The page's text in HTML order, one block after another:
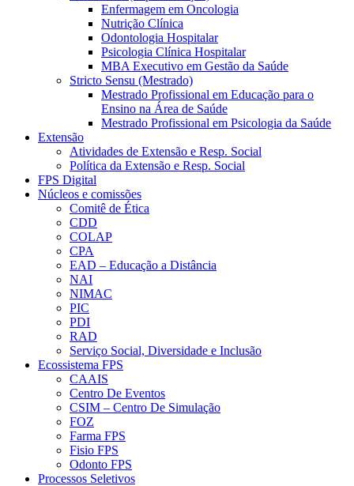
Enfermagem em Oncologia
Nutrição Clínica
Odontologia Hospitalar
Psicologia Clínica Hospitalar
MBA Executivo em Gestão da Saúde
Stricto Sensu (Mestrado)
Mestrado Profissional em Educação para o
Ensino na Área de Saúde
Mestrado Profissional em Psicologia da Saúde
Extensão
Atividades de Extensão e Resp. Social
Política da Extensão e Resp. Social
FPS Digital
Núcleos e comissões
Comitê de Ética
CDD
COLAP
CPA
EAD – Educação a Distância
NAI
NIMAC
PIC
PDI
RAD
Serviço Social, Diversidade e Inclusão
Ecossistema FPS
CAAIS
Centro De Eventos
CSIM – Centro De Simulação
FOZ
Farma FPS
Fisio FPS
Odonto FPS
Processos Seletivos